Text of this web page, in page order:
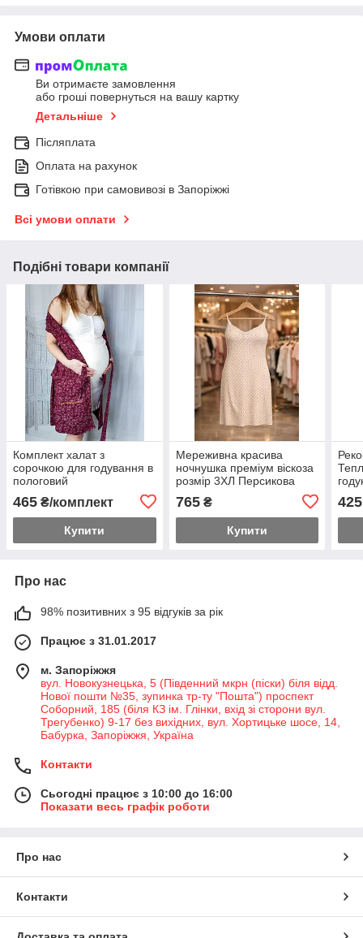
Умови оплати
Ви отримаєте замовлення
або гроші повернуться на вашу картку
Детальніше
Післяплата
Оплата на рахунок
Готівкою при самовивозі в Запоріжжі
Всі умови оплати
Подібні товари компанії
Комплект халат з
сорочкою для годування в
пологовий
465 ₴/комплект
Купити
Мереживна красива
ночнушка преміум віскоза
розмір 3ХЛ Персикова
765₴
Купити
425
Про нас
98% позитивних з 95 відгуків за рік
Працює з 31.01.2017
м. Запоріжжя
вул. Новокузнецька, 5 (Південний мкрн (піски) біля відд.
Нової пошти №35, зупинка тр-ту "Пошта") проспект
Соборний, 185 (біля КЗ ім. Глінки, вхід зі сторони вул.
Трегубенко) 9-17 без вихідних, вул. Хортицьке шосе, 14,
Бабурка, Запоріжжя, Україна
Контакти
Сьогодні працює з 10:00 до 16:00
Показати весь графік роботи
Про нас
Контакти